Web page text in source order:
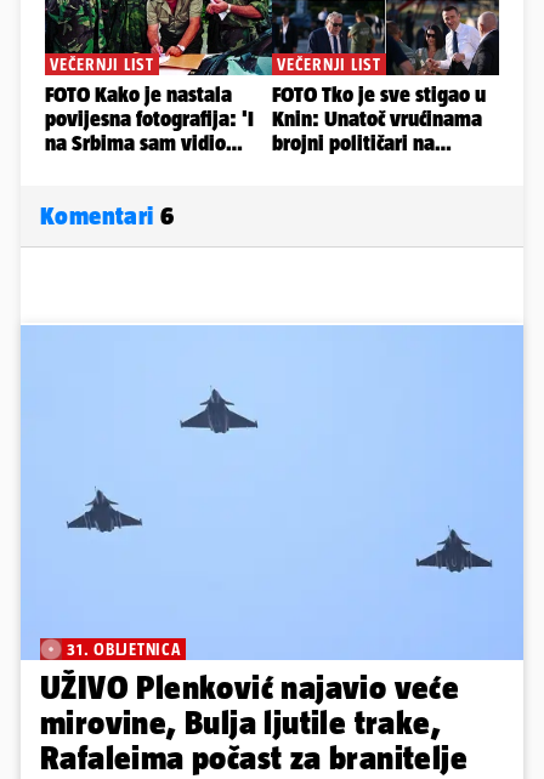
Komentari 6
31. OBLJETNICA
UŽIVO Plenković najavio veće
mirovine, Bulja ljutile trake,
Rafaleima počast za branitelje